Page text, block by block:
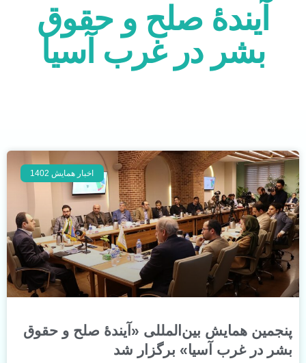
آیندۀ صلح و حقوق
بشر در غرب آسیا
اخبار همایش 1402
پنجمین همایش بین‌المللی «آیندۀ صلح و حقوق
بشر در غرب آسیا» برگزار شد